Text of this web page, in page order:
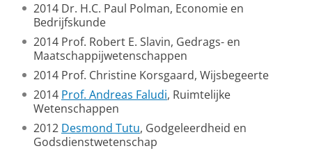
2014 Dr. H.C. Paul Polman, Economie en
Bedrijfskunde
2014 Prof. Robert E. Slavin, Gedrags- en
Maatschappijwetenschappen
2014 Prof. Christine Korsgaard, Wijsbegeerte
2014 Prof. Andreas Faludi, Ruimtelijke
Wetenschappen
2012 Desmond Tutu, Godgeleerdheid en
Godsdienstwetenschap